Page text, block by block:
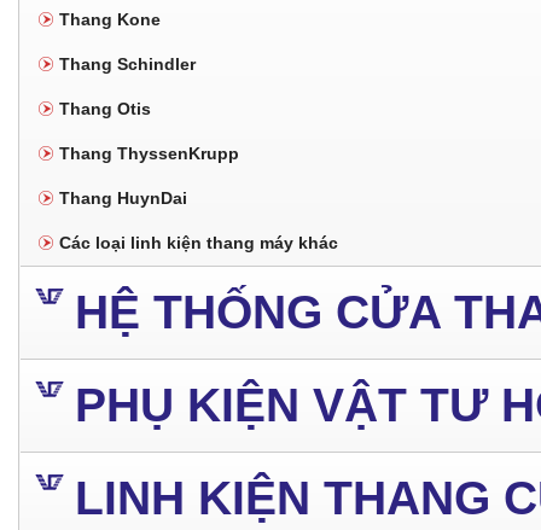
Thang Kone
Thang Schindler
Thang Otis
Thang ThyssenKrupp
Thang HuynDai
Các loại linh kiện thang máy khác
HỆ THỐNG CỬA
PHỤ KIỆN VẬT TƯ
LINH KIỆN THANG